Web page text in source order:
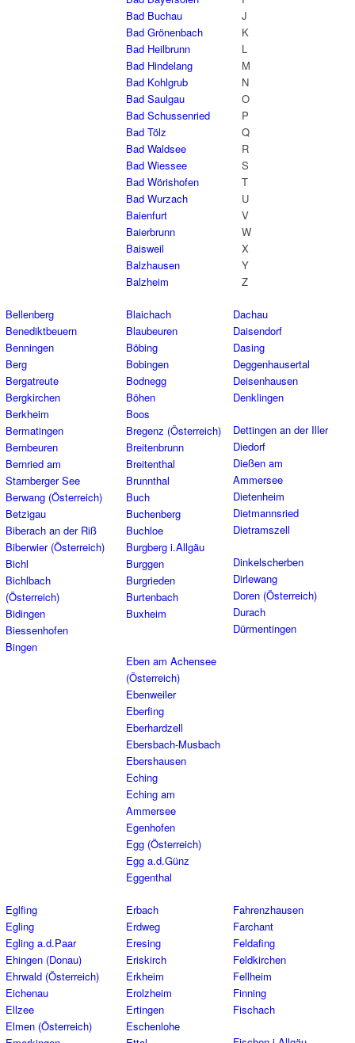
Bad Buchau
Bad Grönenbach
Bad Heilbrunn
Bad Hindelang
Bad Kohlgrub
Bad Saulgau
Bad Schussenried
Bad Tölz
Bad Waldsee
Bad Wiessee
Bad Wörishofen
Bad Wurzach
Baienfurt
Baierbrunn
Baisweil
Balzhausen
Balzheim
Bellenberg
Benediktbeuern
Benningen
Berg
Bergatreute
Bergkirchen
Berkheim
Bermatingen
Bernbeuren
Bernried am
Starnberger See
Berwang (Österreich)
Betzigau
Biberach an der Riß
Biberwier (Österreich)
Bichl
Bichlbach
(Österreich)
Bidingen
Biessenhofen
Bingen
Blaichach
Blaubeuren
Böbing
Bobingen
Bodnegg
Böhen
Boos
Bregenz (Österreich)
Breitenbrunn
Breitenthal
Brunnthal
Buch
Buchenberg
Buchloe
Burgberg i.Allgäu
Burggen
Burgrieden
Burtenbach
Buxheim
Dachau
Daisendorf
Dasing
Deggenhausertal
Deisenhausen
Denklingen
Dettingen an der Iller
Diedorf
Dießen am
Ammersee
Dietenheim
Dietmannsried
Dietramszell
Dinkelscherben
Dirlewang
Doren (Österreich)
Durach
Dürmentingen
Eben am Achensee
(Österreich)
Ebenweiler
Eberfing
Eberhardzell
Ebersbach-Musbach
Ebershausen
Eching
Eching am
Ammersee
Egenhofen
Egg (Österreich)
Egg a.d.Günz
Eggenthal
Eglfing
Egling
Egling a.d.Paar
Ehingen (Donau)
Ehrwald (Österreich)
Eichenau
Ellzee
Elmen (Österreich)
Erbach
Erdweg
Eresing
Eriskirch
Erkheim
Erolzheim
Ertingen
Eschenlohe
Fahrenzhausen
Farchant
Feldafing
Feldkirchen
Fellheim
Finning
Fischach
J
K
L
M
N
O
P
Q
R
S
T
U
V
W
X
Y
Z